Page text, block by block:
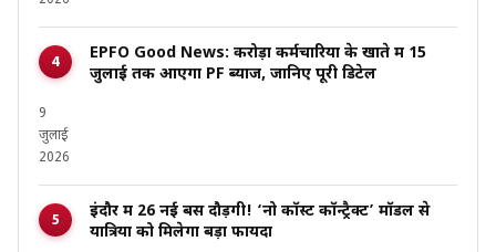
EPFO Good News: करोड़ों कर्मचारियों के खाते में 15
जुलाई तक आएगा PF ब्याज, जानिए पूरी डिटेल
9
जुलाई
2026
इंदौर में 26 नई बसें दौड़ेंगी! ‘नो कॉस्ट कॉन्ट्रैक्ट’ मॉडल से
यात्रियों को मिलेगा बड़ा फायदा